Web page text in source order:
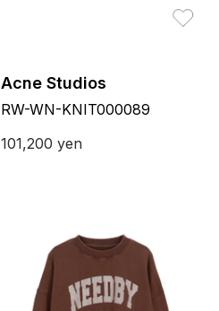
Acne Studios
RW-WN-KNIT000089
101,200 yen